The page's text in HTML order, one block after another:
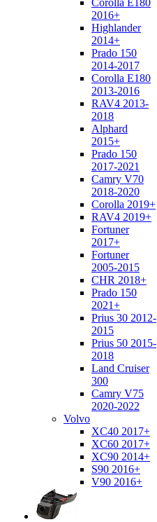
Corolla E180
2016+
Highlander
2014+
Prado 150
2014-2017
Corolla E180
2013-2016
RAV4 2013-
2018
Alphard
2015+
Prado 150
2017-2021
Camry V70
2018-2020
Corolla 2019+
RAV4 2019+
Fortuner
2017+
Fortuner
2005-2015
CHR 2018+
Prado 150
2021+
Prius 30 2012-
2015
Prius 50 2015-
2018
Land Cruiser
300
Camry V75
2020-2022
Volvo
XC40 2017+
XC60 2017+
XC90 2014+
S90 2016+
V90 2016+